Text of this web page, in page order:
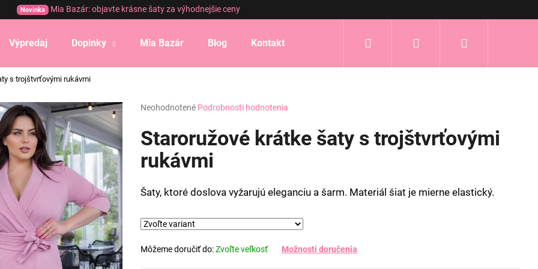
Novinka Mia Bazár: objavte krásne šaty za výhodnejšie ceny
Výpredaj Doplnky Mia Bazár Blog Kontakt Prihlásenie
s trojštvrťovými rukávmi
Priemerné
produktu
je
hviezdičiek.
Neohodnotené Podrobnosti hodnotenia
Staroružové krátke šaty s trojštvrťovými
rukávmi
Šaty, ktoré doslova vyžarujú eleganciu a šarm. Materiál šiat je mierne elastický.
Môžeme doručiť do:Zvoľte veľkosť Možnosti doručenia
Čo potrebujete nájsť?
HĽADAŤ
Odporúčame